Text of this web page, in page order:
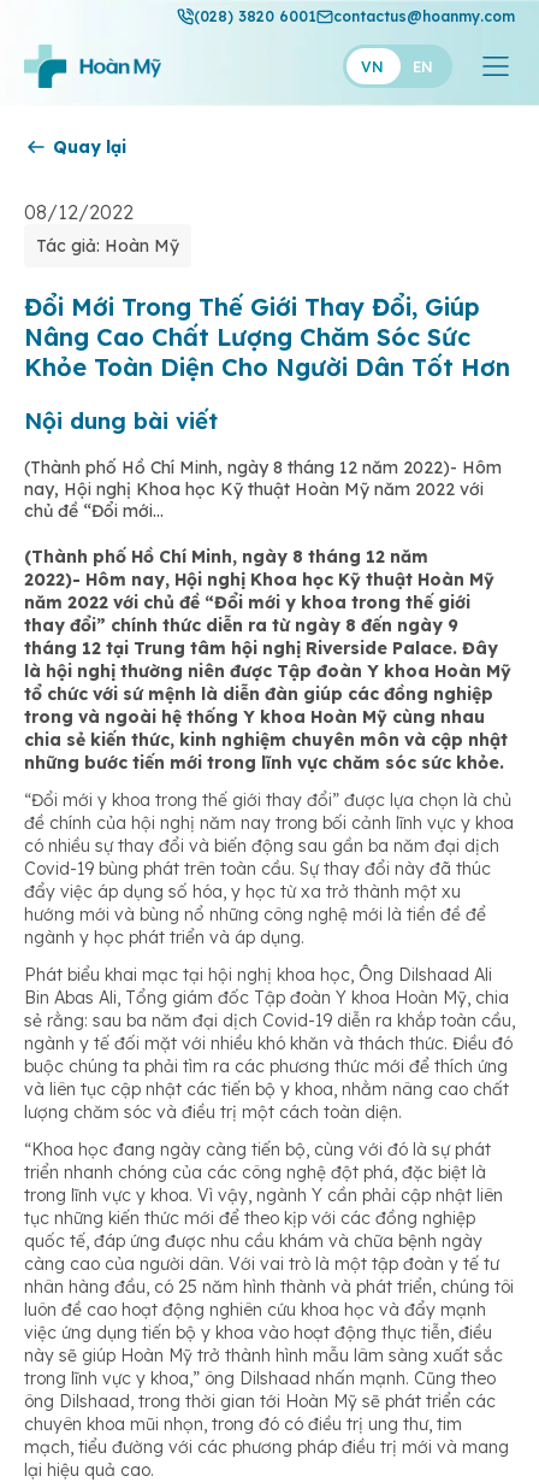
(028) 3820 6001 contactus@hoanmy.com
VN EN
Thuận Mỹ
Quay lại
08/12/2022
Tác giả: Hoàn Mỹ
Đổi Mới Trong Thế Giới Thay Đổi, Giúp
Nâng Cao Chất Lượng Chăm Sóc Sức
Khỏe Toàn Diện Cho Người Dân Tốt Hơn
Nội dung bài viết
(Thành phố Hồ Chí Minh, ngày 8 tháng 12 năm 2022)- Hôm
nay, Hội nghị Khoa học Kỹ thuật Hoàn Mỹ năm 2022 với
chủ đề “Đổi mới...
(Thành phố Hồ Chí Minh, ngày 8 tháng 12 năm
2022)- Hôm nay, Hội nghị Khoa học Kỹ thuật Hoàn Mỹ
năm 2022 với chủ đề “Đổi mới y khoa trong thế giới
thay đổi” chính thức diễn ra từ ngày 8 đến ngày 9
tháng 12 tại Trung tâm hội nghị Riverside Palace. Đây
là hội nghị thường niên được Tập đoàn Y khoa Hoàn Mỹ
tổ chức với sứ mệnh là diễn đàn giúp các đồng nghiệp
trong và ngoài hệ thống Y khoa Hoàn Mỹ cùng nhau
chia sẻ kiến thức, kinh nghiệm chuyên môn và cập nhật
những bước tiến mới trong lĩnh vực chăm sóc sức khỏe.
“Đổi mới y khoa trong thế giới thay đổi” được lựa chọn là chủ
đề chính của hội nghị năm nay trong bối cảnh lĩnh vực y khoa
có nhiều sự thay đổi và biến động sau gần ba năm đại dịch
Covid-19 bùng phát trên toàn cầu. Sự thay đổi này đã thúc
đẩy việc áp dụng số hóa, y học từ xa trở thành một xu
hướng mới và bùng nổ những công nghệ mới là tiền đề để
ngành y học phát triển và áp dụng.
Phát biểu khai mạc tại hội nghị khoa học, Ông Dilshaad Ali
Bin Abas Ali, Tổng giám đốc Tập đoàn Y khoa Hoàn Mỹ, chia
sẻ rằng: sau ba năm đại dịch Covid-19 diễn ra khắp toàn cầu,
ngành y tế đối mặt với nhiều khó khăn và thách thức. Điều đó
buộc chúng ta phải tìm ra các phương thức mới để thích ứng
và liên tục cập nhật các tiến bộ y khoa, nhằm nâng cao chất
lượng chăm sóc và điều trị một cách toàn diện.
“Khoa học đang ngày càng tiến bộ, cùng với đó là sự phát
triển nhanh chóng của các công nghệ đột phá, đặc biệt là
trong lĩnh vực y khoa. Vì vậy, ngành Y cần phải cập nhật liên
tục những kiến thức mới để theo kịp với các đồng nghiệp
quốc tế, đáp ứng được nhu cầu khám và chữa bệnh ngày
càng cao của người dân. Với vai trò là một tập đoàn y tế tư
nhân hàng đầu, có 25 năm hình thành và phát triển, chúng tôi
luôn đề cao hoạt động nghiên cứu khoa học và đẩy mạnh
việc ứng dụng tiến bộ y khoa vào hoạt động thực tiễn, điều
này sẽ giúp Hoàn Mỹ trở thành hình mẫu lâm sàng xuất sắc
trong lĩnh vực y khoa,” ông Dilshaad nhấn mạnh. Cũng theo
ông Dilshaad, trong thời gian tới Hoàn Mỹ sẽ phát triển các
chuyên khoa mũi nhọn, trong đó có điều trị ung thư, tim
mạch, tiểu đường với các phương pháp điều trị mới và mang
lại hiệu quả cao.